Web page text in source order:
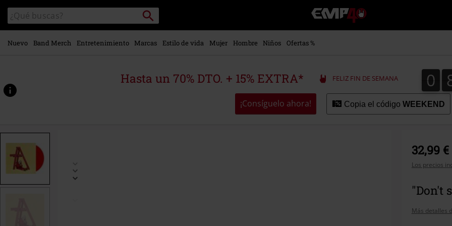
contenido
principal
Buscar
en
el
catálogo
Buscar
EMP
-
Música,
Merch
Ropa
Alternativa
Nuevo Band Merch Entretenimiento Marcas Estilo de vida Mujer Hombre Niños Ofertas %
Hasta un 70% DTO. + 15% EXTRA* FELIZ FIN DE SEMANA 0
0
¡Consíguelo ahora! Copia el código WEEKEND
www.emp-
p/don%27t-
460424St.html
32,99 €
Los precios
"Don't
Más detalles